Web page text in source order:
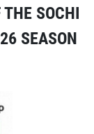
THE SOCHI
SEASON